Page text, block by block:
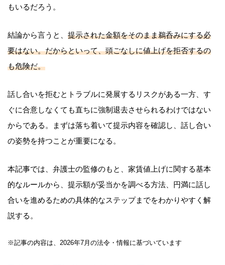
もいるだろう。
結論から言うと、 提示された金額をそのまま鵜呑みにする必
要はない。だからといって、頭ごなしに値上げを拒否するの
も危険だ。
話し合いを拒むとトラブルに発展するリスクがある一方、す
ぐに合意しなくても直ちに強制退去させられるわけではない
からである。まずは落ち着いて提示内容を確認し、話し合い
の姿勢を持つことが重要になる。
本記事では、弁護士の監修のもと、家賃値上げに関する基本
的なルールから、提示額が妥当かを調べる方法、円満に話し
合いを進めるための具体的なステップまでをわかりやすく解
説する。
※記事の内容は、2026年7月の法令・情報に基づいています